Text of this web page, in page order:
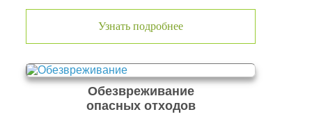
Узнать подробнее
Обезвреживание
опасных отходов